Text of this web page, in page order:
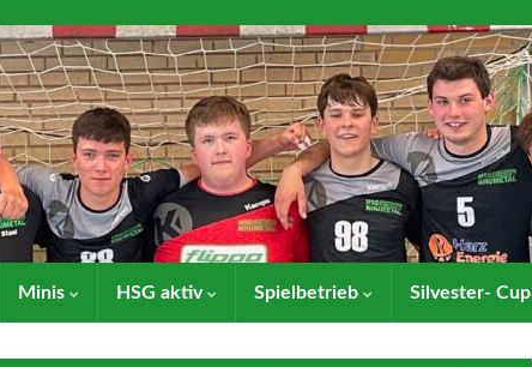
Minis HSG aktiv Spielbetrieb Silvester- Cup